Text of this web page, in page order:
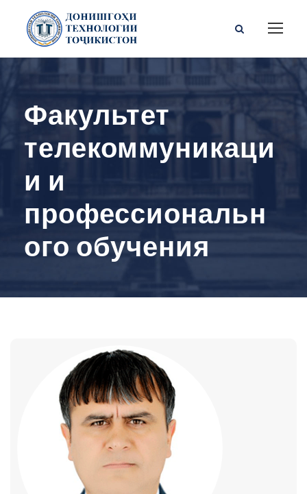
Факультет
телекоммуникаци
и и
профессиональн
ого обучения